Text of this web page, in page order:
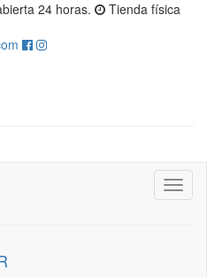
24 horas.
Tienda física